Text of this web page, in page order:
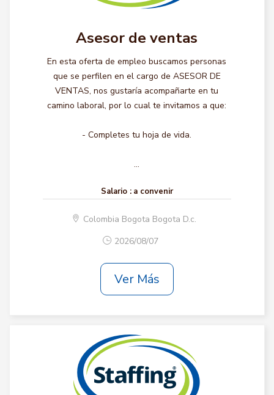
Asesor de ventas
En esta oferta de empleo buscamos personas
que se perfilen en el cargo de ASESOR DE
VENTAS, nos gustaría acompañarte en tu
camino laboral, por lo cual te invitamos a que:
- Completes tu hoja de vida.
...
Salario : a convenir
Colombia Bogota Bogota D.c.
2026/08/07
Ver Más